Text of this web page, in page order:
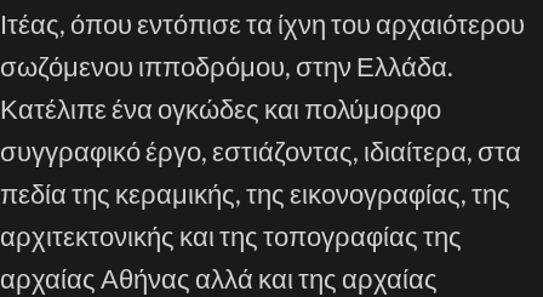
Ιτέας, όπου εντόπισε τα ίχνη του αρχαιότερου
σωζόμενου ιπποδρόμου, στην Ελλάδα.
Κατέλιπε ένα ογκώδες και πολύμορφο
συγγραφικό έργο, εστιάζοντας, ιδιαίτερα, στα
πεδία της κεραμικής, της εικονογραφίας, της
αρχιτεκτονικής και της τοπογραφίας της
αρχαίας Αθήνας αλλά και της αρχαίας